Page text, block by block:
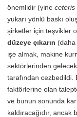
önemlidir (yine ceteris
yukarı yönlü baskı
şirketler için teşvikler
düzeye çıkarın
işe almak, makine
sektörlerinden
tarafından cezbedildi.
faktörlerine olan
ve bunun sonunda
kaldıracağıdır, ancak